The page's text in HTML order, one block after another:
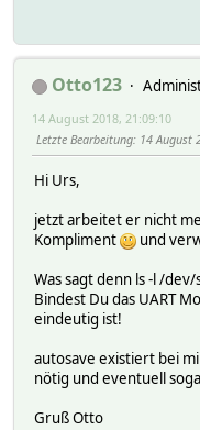
Otto123
14 August 2018, 21:09:10
Letzte Bearbeitung: 14 August
Hi Urs,
jetzt arbeitet er nicht
Kompliment
und
Was sagt denn ls -l /
Bindest Du das UART
eindeutig ist!
autosave existiert bei
nötig und eventuell
Gruß Otto